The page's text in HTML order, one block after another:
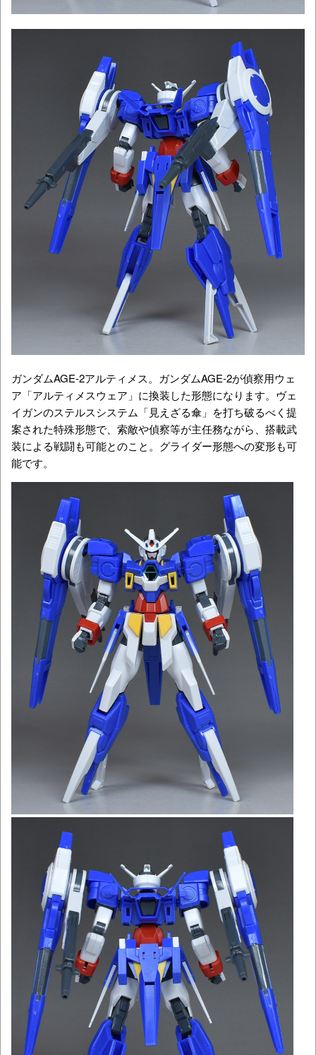
ガンダムAGE-2アルティメス。ガンダムAGE-2が偵察用ウェ
ア「アルティメスウェア」に換装した形態になります。ヴェ
イガンのステルスシステム「見えざる傘」を打ち破るべく提
案された特殊形態で、索敵や偵察等が主任務ながら、搭載武
装による戦闘も可能とのこと。グライダー形態への変形も可
能です。